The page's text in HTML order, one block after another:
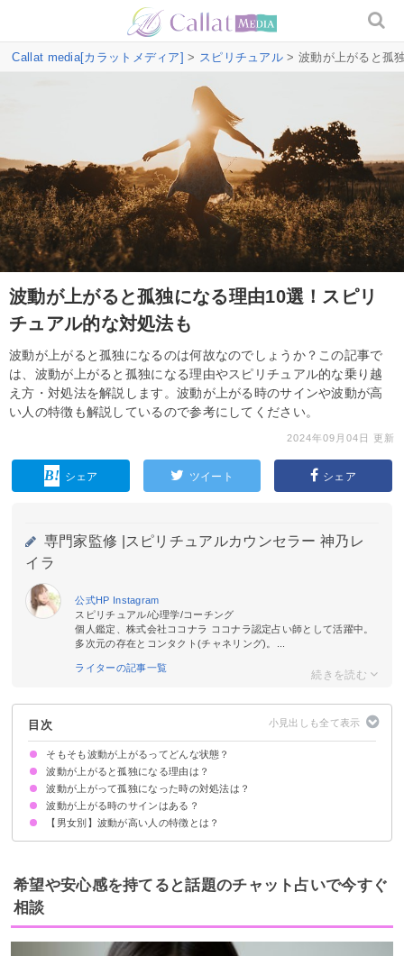
Callat media[カラットメディア] > スピリチュアル > 波動が上がると孤
波動が上がると孤独になる理由10選！スピリ
チュアル的な対処法も
波動が上がると孤独になるのは何故なのでしょうか？この記事で
は、波動が上がると孤独になる理由やスピリチュアル的な乗り越
え方・対処法を解説します。波動が上がる時のサインや波動が高
い人の特徴も解説しているので参考にしてください。
2024年09月04日 更新
シェア ツイート シェア
専門家監修 |
スピリチュアルカウンセラー 神乃レ
イラ
公式HP Instagram
スピリチュアル/心理学/コーチング
個人鑑定、株式会社ココナラ ココナラ認定占い師として活躍中。
多次元の存在とコンタクト(チャネリング)。...
ライターの記事一覧
目次
そもそも波動が上がるってどんな状態？
波動が上がると孤独になる理由は？
①周囲と価値観に違いが生じるから
②波動が高い人を引き寄せるから
③孤独に居心地の良さを感じるから
④他人への依存がなくなるから
⑤今いる場所での学びを終えたから
⑥引き寄せの法則を実感できるようになるから
⑦高次な使命や目的に目覚めるから
⑧エネルギーレベルに差ができるから
⑨魂の浄化作用が働くから
⑩自分と似た人を求めるようになるから
波動が上がって孤独になった時の対処法は？
①新たな出会いを大事にする
②「今この瞬間」に集中する
③変化を肯定的に受け入れる
④理解者と過ごす時間を増やす
⑤新たな挑戦に向かう
波動が上がる時のサインはある？
【男女別】波動が高い人の特徴とは？
波動が高い男性の特徴
波動が高い女性の特徴
希望や安心感を持てると話題のチャット占いで今すぐ
相談